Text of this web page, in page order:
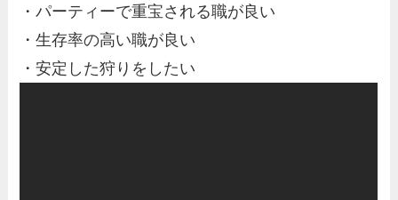
・パーティーで重宝される職が良い
・生存率の高い職が良い
・安定した狩りをしたい